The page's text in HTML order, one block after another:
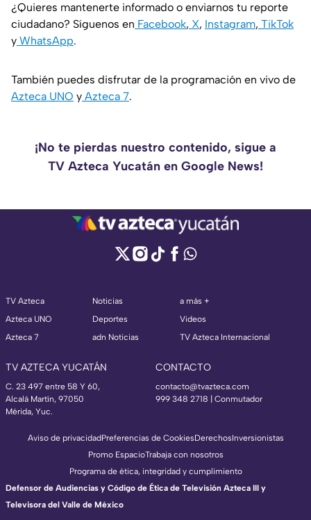
¿Quieres mantenerte informado o enviarnos tu reporte
ciudadano? Síguenos en Facebook, X, Instagram, TikTok
y WhatsApp.
También puedes disfrutar de la programación en vivo de
Azteca UNO y Azteca 7.
¡No te pierdas nuestro contenido, sigue a
TV Azteca Yucatán en Google News!
TV Azteca
Azteca UNO
Azteca 7
Noticias
Deportes
adn Noticias
a más +
Videos
TV Azteca Internacional
TV AZTECA YUCATÁN
C. 23 497 entre 58 Y 60,
Alcalá Martín, 97050
Mérida, Yuc.
CONTACTO
contacto@tvazteca.com
999 348 2718 | Conmutador
Aviso de privacidadPreferencias de CookiesDerechosInversionistas
Promo EspacioTrabaja con nosotros
Programa de ética, integridad y cumplimiento
Defensor de Audiencias y Código de Ética de Televisión Azteca III y
Televisora del Valle de México